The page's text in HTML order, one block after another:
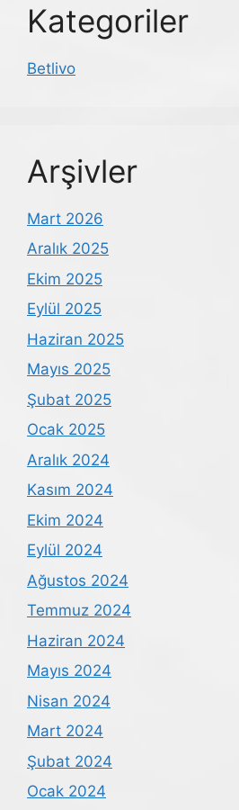
Kategoriler
Betlivo
Arşivler
Mart 2026
Aralık 2025
Ekim 2025
Eylül 2025
Haziran 2025
Mayıs 2025
Şubat 2025
Ocak 2025
Aralık 2024
Kasım 2024
Ekim 2024
Eylül 2024
Ağustos 2024
Temmuz 2024
Haziran 2024
Mayıs 2024
Nisan 2024
Mart 2024
Şubat 2024
Ocak 2024